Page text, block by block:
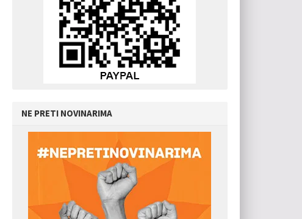
NE PRETI NOVINARIMA